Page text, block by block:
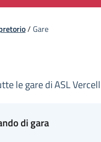
/ Gare
le gare di ASL
di gara